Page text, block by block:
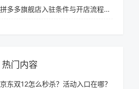
拼多多旗舰店入驻条件与开店流程全解析
热门内容
京东双12怎么秒杀？活动入口在哪？